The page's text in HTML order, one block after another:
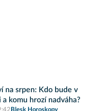
na srpen: Kdo bude v
komu hrozí nadváha?